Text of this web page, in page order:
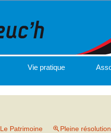
Vie pratique
Le Patrimoine Pleine